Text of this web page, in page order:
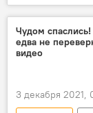
Таласская область
Чудом
едва не
видео
3 декабря 2021,